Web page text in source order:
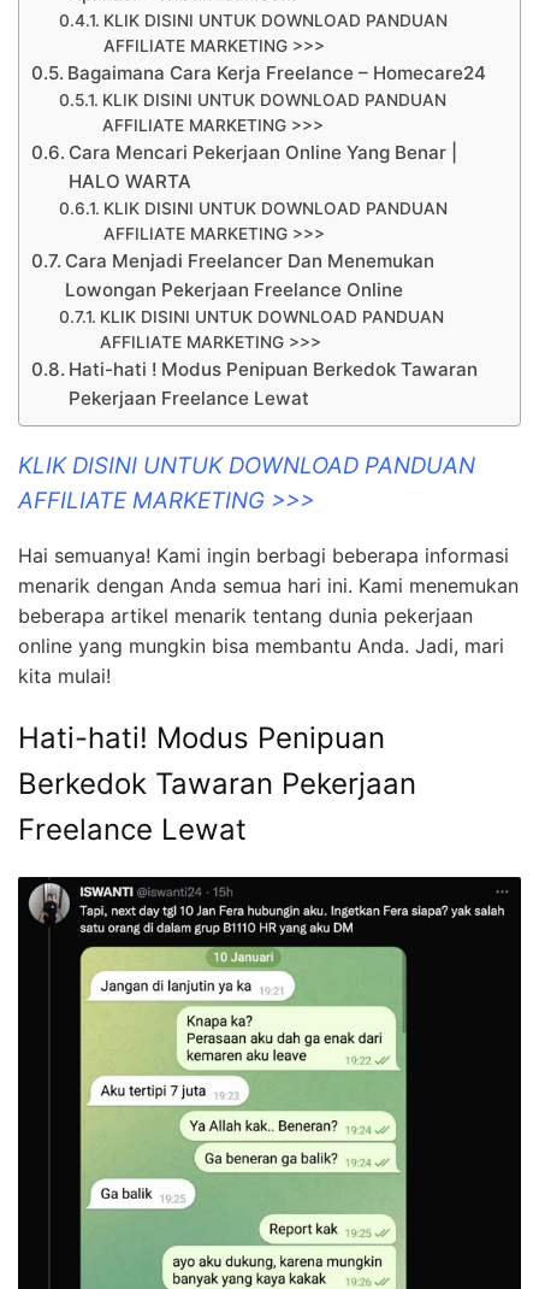
KLIK DISINI UNTUK DOWNLOAD PANDUAN
AFFILIATE MARKETING >>>
Bagaimana Cara Kerja Freelance – Homecare24
KLIK DISINI UNTUK DOWNLOAD PANDUAN
AFFILIATE MARKETING >>>
Cara Mencari Pekerjaan Online Yang Benar |
HALO WARTA
KLIK DISINI UNTUK DOWNLOAD PANDUAN
AFFILIATE MARKETING >>>
Cara Menjadi Freelancer Dan Menemukan
Lowongan Pekerjaan Freelance Online
KLIK DISINI UNTUK DOWNLOAD PANDUAN
AFFILIATE MARKETING >>>
Hati-hati ! Modus Penipuan Berkedok Tawaran
Pekerjaan Freelance Lewat
KLIK DISINI UNTUK DOWNLOAD PANDUAN
AFFILIATE MARKETING >>>
Hai semuanya! Kami ingin berbagi beberapa informasi
menarik dengan Anda semua hari ini. Kami menemukan
beberapa artikel menarik tentang dunia pekerjaan
online yang mungkin bisa membantu Anda. Jadi, mari
kita mulai!
Hati-hati! Modus Penipuan
Berkedok Tawaran Pekerjaan
Freelance Lewat